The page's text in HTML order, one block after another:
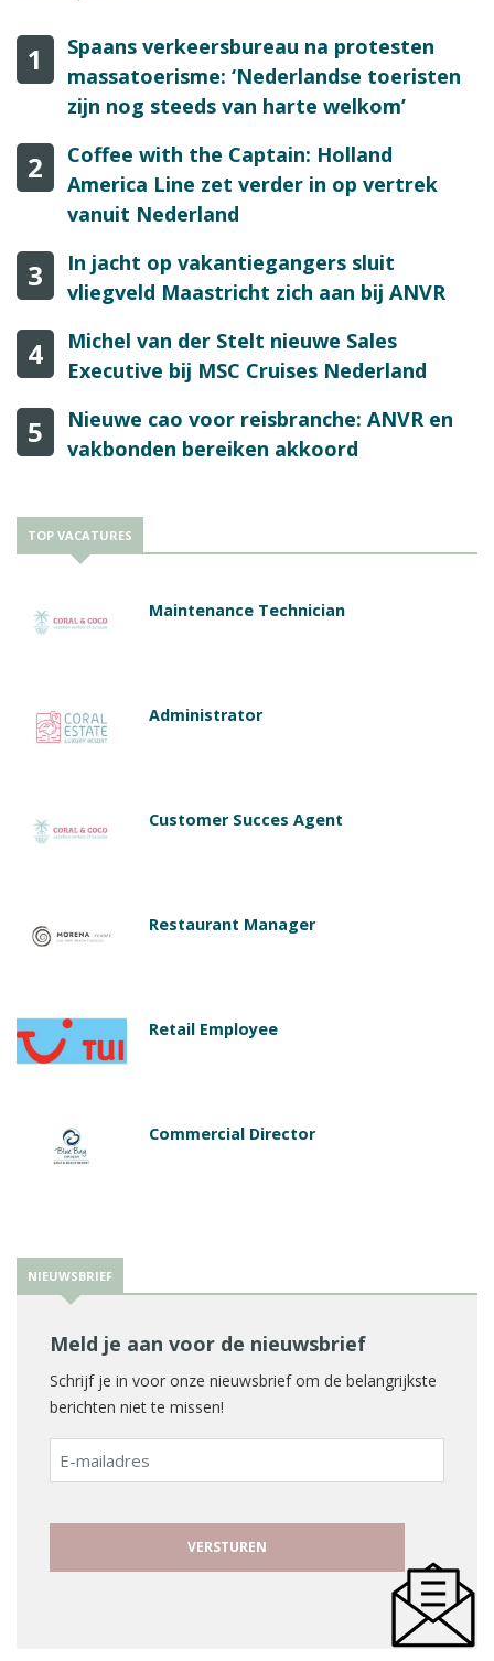
1
Spaans verkeersbureau na protesten
massatoerisme: ‘Nederlandse toeristen
zijn nog steeds van harte welkom’
2
Coffee with the Captain: Holland
America Line zet verder in op vertrek
vanuit Nederland
3
In jacht op vakantiegangers sluit
vliegveld Maastricht zich aan bij ANVR
4
Michel van der Stelt nieuwe Sales
Executive bij MSC Cruises Nederland
5
Nieuwe cao voor reisbranche: ANVR en
vakbonden bereiken akkoord
TOP VACATURES
Maintenance Technician
Administrator
Customer Succes Agent
Restaurant Manager
Retail Employee
Commercial Director
NIEUWSBRIEF
Meld je aan voor de nieuwsbrief
Schrijf je in voor onze nieuwsbrief om de belangrijkste
berichten niet te missen!
E-
mailadres